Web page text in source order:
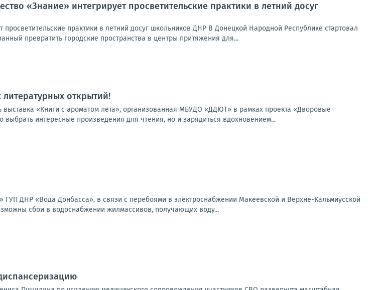
«Знание» интегрирует просветительские практики в летний досуг
просветительские практики в летний досуг школьников ДНР В Донецкой Народной Республике стартовал
превратить городские пространства в центры притяжения для...
открытий!
«Книги с ароматом лета», организованная МБУДО «ДДЮТ» в рамках проекта «Дворовые
выбрать интересные произведения для чтения, но и зарядиться вдохновением...
ДНР «Вода Донбасса», в связи с перебоями в электроснабжении Макеевской и Верхне-Кальмиусской
сбои в водоснабжении жилмассивов, получающих воду...